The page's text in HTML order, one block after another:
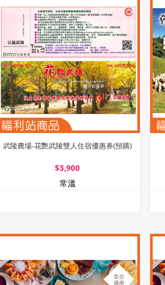
武陵農場-花艷武陵雙人住宿優惠券(預購)
$3,900
常溫